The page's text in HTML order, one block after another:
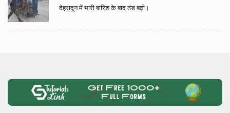
देहरादून में भारी बारिश के बाद ठंड बढ़ी।